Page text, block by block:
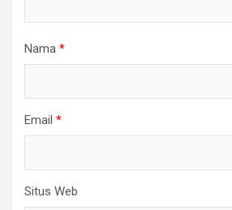
Nama *
Email *
Situs Web